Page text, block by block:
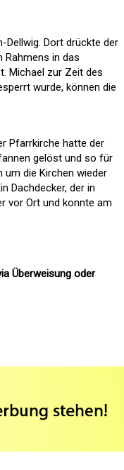
Dellwig. Dort drückte der
Rahmens in das
Michael zur Zeit des
wurde, können die
Pfarrkirche hatte der
gelöst und so für
die Kirchen wieder
Dachdecker, der in
vor Ort und konnte am
Überweisung oder